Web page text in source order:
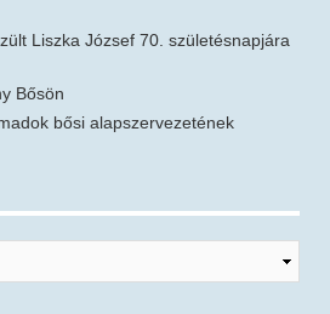
Liszka József 70. születésnapjára
Bősön
bősi alapszervezetének